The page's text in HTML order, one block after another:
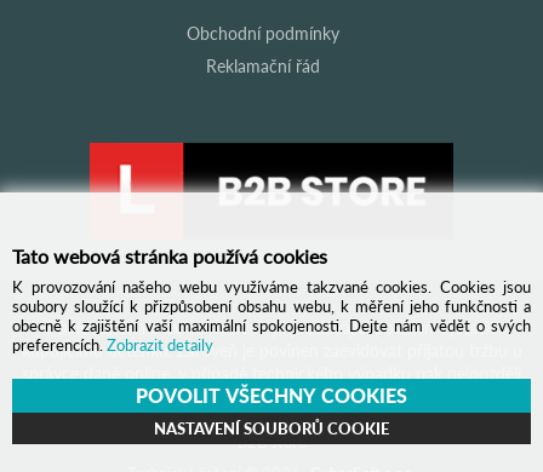
Obchodní podmínky
Reklamační řád
Podle zákona o evidenci tržeb je prodávající povinen vystavit
kupujícímu účtenku. Zároveň je povinen zaevidovat přijatou tržbu u
do 48 hodin.
B2B store
Tato webová stránka používá cookies
K provozování našeho webu využíváme takzvané cookies. Cookies jsou
soubory sloužící k přizpůsobení obsahu webu, k měření jeho funkčnosti a
obecně k zajištění vaší maximální spokojenosti. Dejte nám vědět o svých
preferencích. Zobrazit detaily
NASTAVENÍ SOUBORŮ COOKIE
POVOLIT VŠECHNY COOKIES